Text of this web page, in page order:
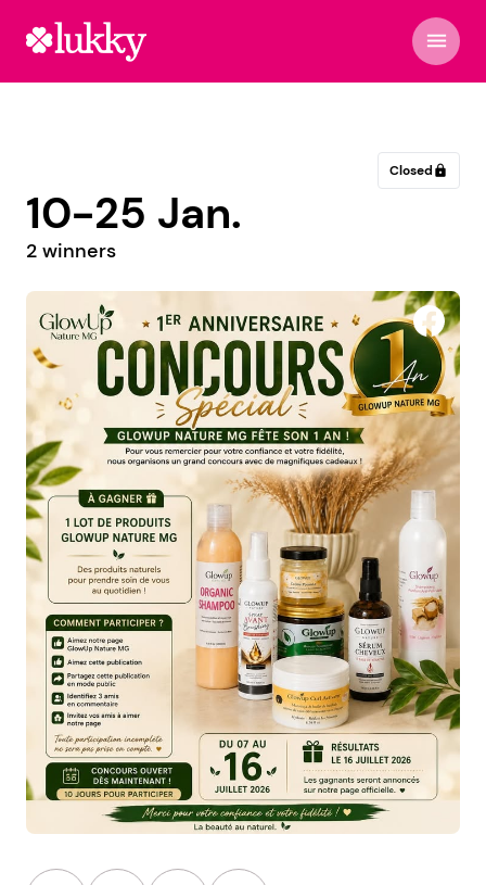
menu
Closed lock
10-25 Jan.
2 winners
Izaliany Balloons